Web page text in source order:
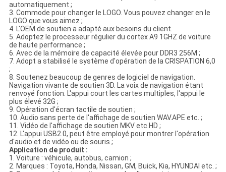
automatiquement ;
3. Commode pour changer le LOGO. Vous pouvez changer en le
LOGO que vous aimez ;
4. L'OEM de soutien a adapté aux besoins du client.
5. Adoptez le processeur régulier du cortex A9 1GHZ de voiture
de haute performance ;
6. Avec de la mémoire de capacité élevée pour DDR3 256M ;
7. Adopt a stabilisé le système d'opération de la CRISPATION 6,0
;
8. Soutenez beaucoup de genres de logiciel de navigation.
Navigation vivante de soutien 3D. La voix de navigation étant
renvoyé fonction. L'appui court les cartes multiples, l'appui le
plus élevé 32G ;
9. Opération d'écran tactile de soutien ;
10. Audio sans perte de l'affichage de soutien WAV.APE etc. ;
11. Vidéo de l'affichage de soutien MKV etc.HD ;
12. L'appui USB2.0, peut être employé pour montrer l'opération
d'audio et de vidéo ou de souris ;
Application de produit :
1. Voiture : véhicule, autobus, camion ;
2. Marques : Toyota, Honda, Nissan, GM, Buick, Kia, HYUNDAI etc. ;